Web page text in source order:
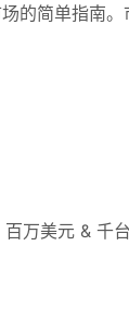
的简单指南
万美元 & 千台